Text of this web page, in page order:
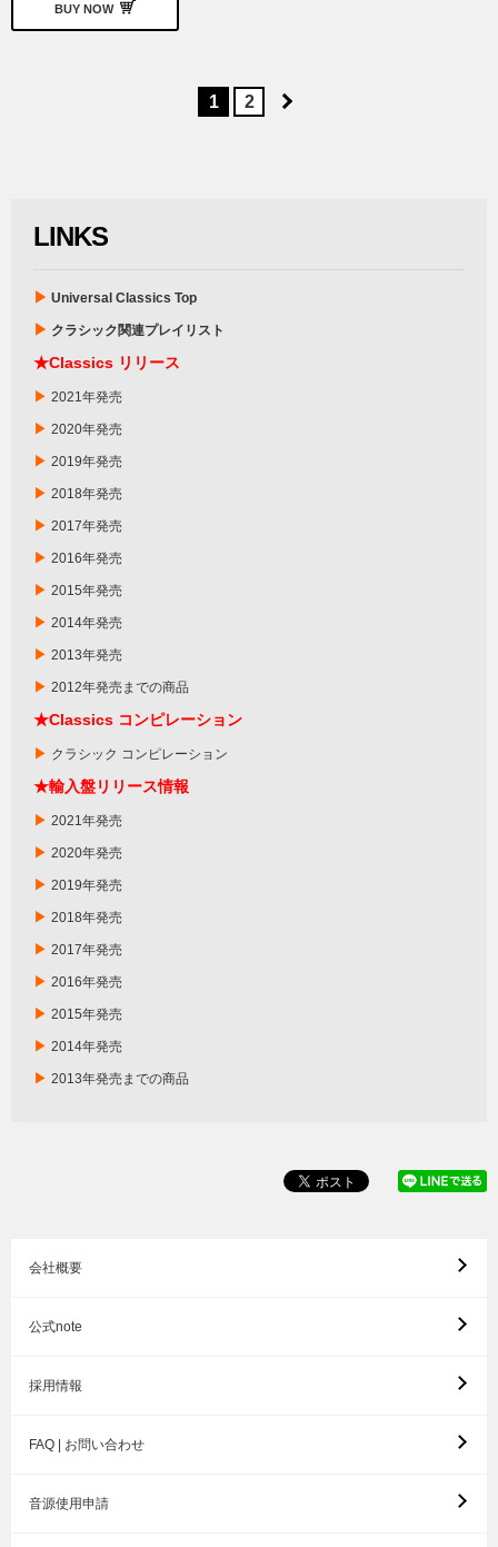
BUY NOW
1 2
LINKS
▶ Universal Classics Top
▶ クラシック関連プレイリスト
★Classics リリース
▶ 2021年発売
▶ 2020年発売
▶ 2019年発売
▶ 2018年発売
▶ 2017年発売
▶ 2016年発売
▶ 2015年発売
▶ 2014年発売
▶ 2013年発売
▶ 2012年発売までの商品
★Classics コンピレーション
▶ クラシック コンピレーション
★輸入盤リリース情報
▶ 2021年発売
▶ 2020年発売
▶ 2019年発売
▶ 2018年発売
▶ 2017年発売
▶ 2016年発売
▶ 2015年発売
▶ 2014年発売
▶ 2013年発売までの商品
会社概要
公式note
採用情報
FAQ | お問い合わせ
音源使用申請